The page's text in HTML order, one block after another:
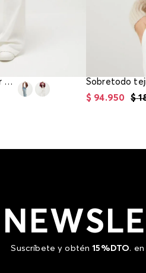
Chaqueta tipo bomber en suede para mujer
$
$ 94.950
Suscríbete y obtén15%DTO.